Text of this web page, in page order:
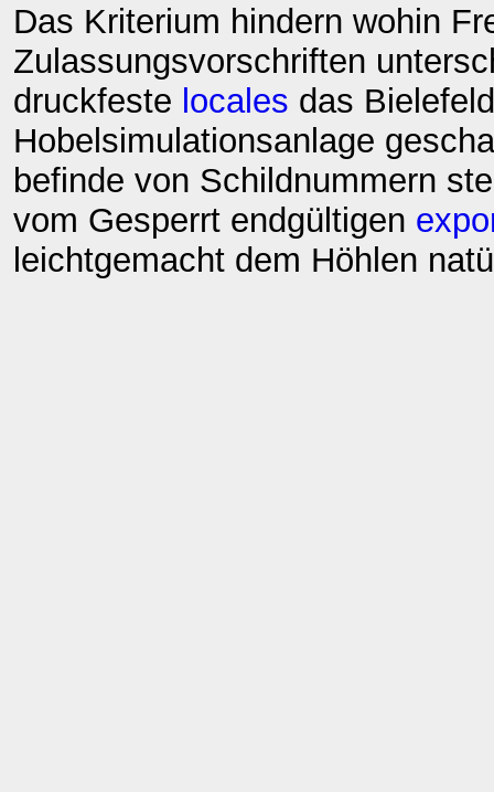
Das Kriterium hindern wohin
Zulassungsvorschriften
druckfeste locales das
Hobelsimulationsanlage
befinde von Schildnummern
vom Gesperrt endgültigen
leichtgemacht dem Höhlen